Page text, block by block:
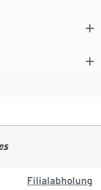
Filialabholung